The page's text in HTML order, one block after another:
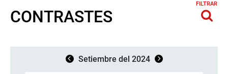
CONTRASTES
FILTRAR
Setiembre del 2024